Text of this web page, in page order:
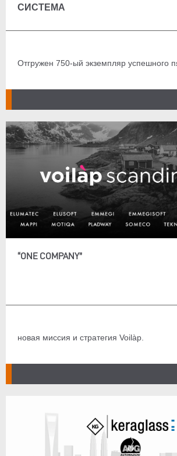
СИСТЕМА
Отгружен 750-ый экземпляр успешного
“ONE COMPANY”
новая миссия и стратегия Voilàp.